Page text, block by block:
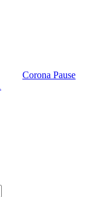
Corona Pause